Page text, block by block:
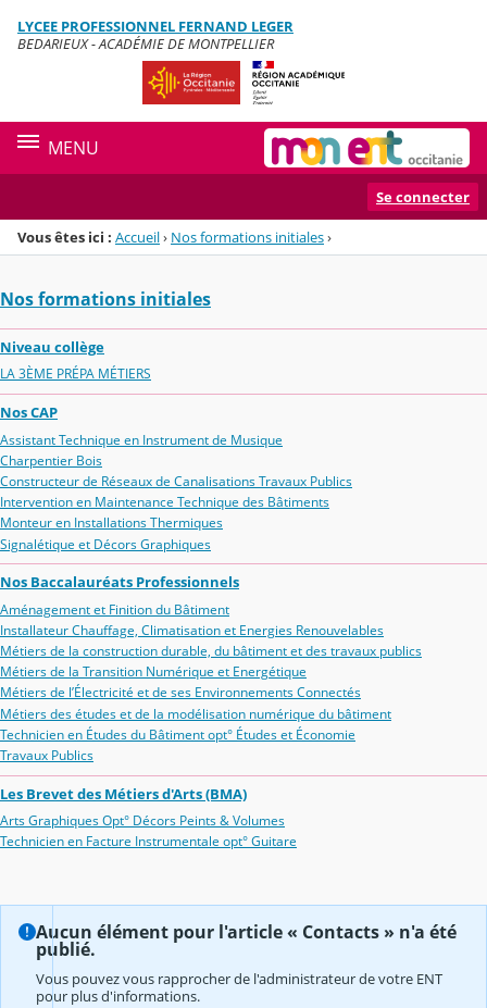
Menu de la rubrique
Contenu
LYCEE PROFESSIONNEL FERNAND LEGER
BEDARIEUX - ACADÉMIE DE MONTPELLIER
MENU
Se connecter
Vous êtes ici : Accueil› Nos formations initiales›
Nos formations initiales
Niveau collège
LA 3ÈME PRÉPA MÉTIERS
Nos CAP
Assistant Technique en Instrument de Musique
Charpentier Bois
Constructeur de Réseaux de Canalisations Travaux Publics
Intervention en Maintenance Technique des Bâtiments
Monteur en Installations Thermiques
Signalétique et Décors Graphiques
Nos Baccalauréats Professionnels
Aménagement et Finition du Bâtiment
Installateur Chauffage, Climatisation et Energies Renouvelables
Métiers de la construction durable, du bâtiment et des travaux publics
Métiers de la Transition Numérique et Energétique
Métiers de l’Électricité et de ses Environnements Connectés
Métiers des études et de la modélisation numérique du bâtiment
Technicien en Études du Bâtiment opt° Études et Économie
Travaux Publics
Les Brevet des Métiers d'Arts (BMA)
Arts Graphiques Opt° Décors Peints & Volumes
Technicien en Facture Instrumentale opt° Guitare
Aucun élément pour l'article « Contacts » n'a été
publié.
Vous pouvez vous rapprocher de l'administrateur de votre ENT
pour plus d'informations.